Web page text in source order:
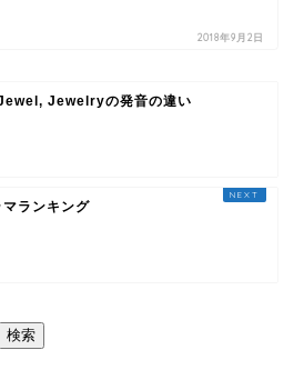
2018年9月2日
Jewelryの発音の違い
ランキング
検索